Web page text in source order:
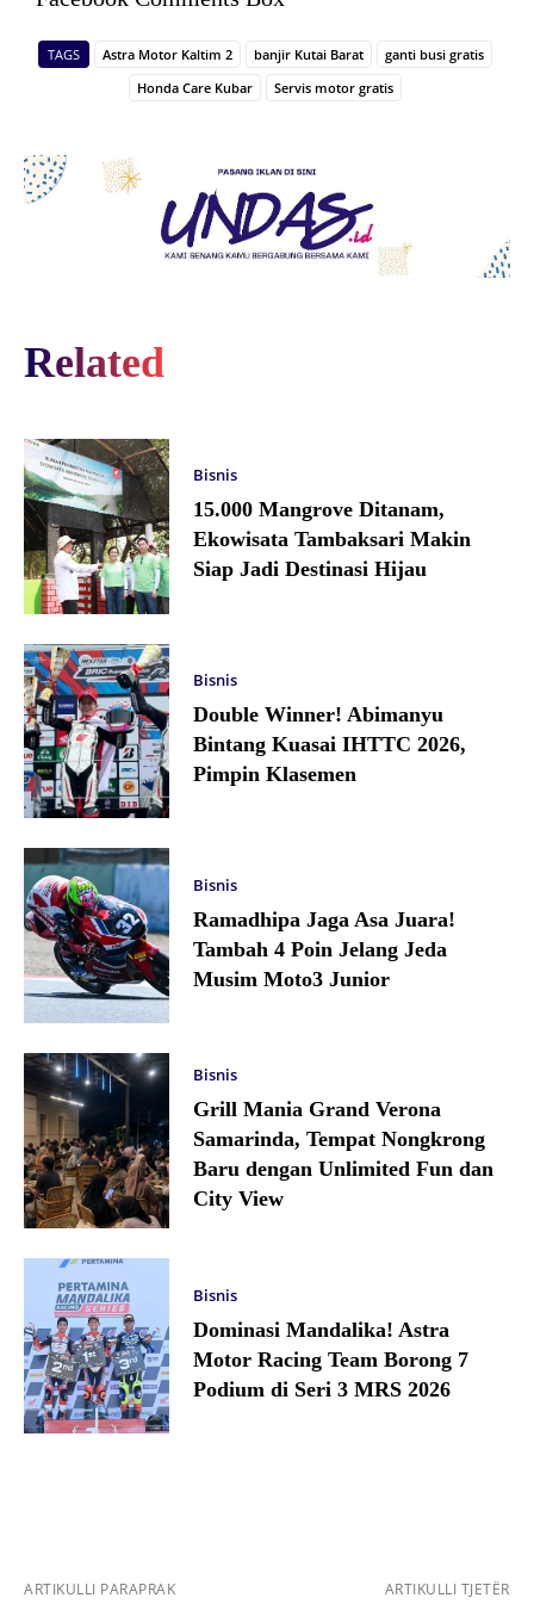
Related
Bisnis
15.000 Mangrove Ditanam,
Ekowisata Tambaksari Makin
Siap Jadi Destinasi Hijau
Bisnis
Double Winner! Abimanyu
Bintang Kuasai IHTTC 2026,
Pimpin Klasemen
Bisnis
Ramadhipa Jaga Asa Juara!
Tambah 4 Poin Jelang Jeda
Musim Moto3 Junior
Bisnis
Grill Mania Grand Verona
Samarinda, Tempat Nongkrong
Baru dengan Unlimited Fun dan
City View
Bisnis
Dominasi Mandalika! Astra
Motor Racing Team Borong 7
Podium di Seri 3 MRS 2026
TAGS Astra Motor Kaltim 2 banjir Kutai Barat
ganti busi gratis
Honda Care Kubar
Servis motor gratis
ARTIKULLI PARAPRAK ARTIKULLI TJETËR